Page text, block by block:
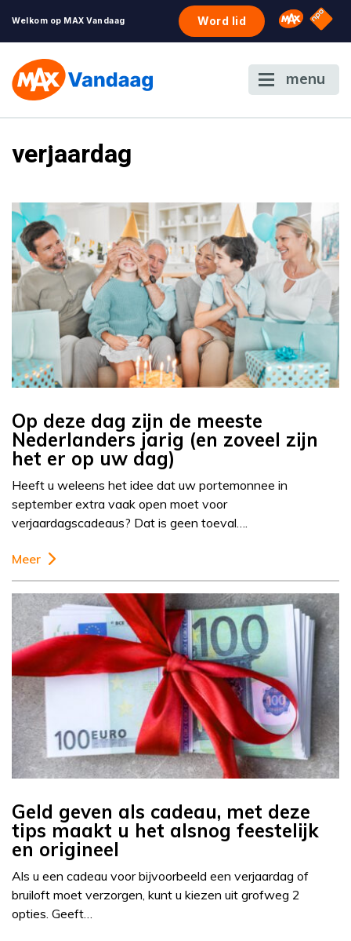
Welkom op MAX Vandaag Word lid Omroep
NPO
menu
verjaardag
Op deze dag zijn de meeste
Nederlanders jarig (en zoveel zijn
het er op uw dag)
Heeft u weleens het idee dat uw portemonnee in
september extra vaak open moet voor
verjaardagscadeaus? Dat is geen toeval….
Meer
Geld geven als cadeau, met deze
tips maakt u het alsnog feestelijk
en origineel
Als u een cadeau voor bijvoorbeeld een verjaardag of
bruiloft moet verzorgen, kunt u kiezen uit grofweg 2
opties. Geeft…